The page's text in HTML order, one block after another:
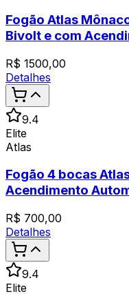
Fogão Atlas
Bivolt e com
R$ 1500,00
Detalhes
9.4
Elite
Atlas
Fogão 4 bocas
Acendimento
R$ 700,00
Detalhes
9.4
Elite